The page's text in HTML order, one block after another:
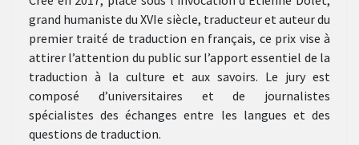
grand humaniste du XVIe siècle, traducteur et auteur du
premier traité de traduction en français, ce prix vise à
attirer l’attention du public sur l’apport essentiel de la
traduction à la culture et aux savoirs. Le jury est
composé d’universitaires et de journalistes
spécialistes des échanges entre les langues et des
questions de traduction.